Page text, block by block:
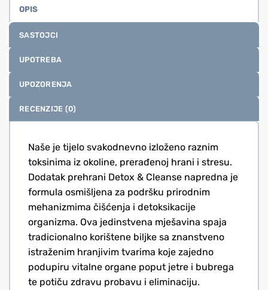
OPIS
SASTOJCI
UPOTREBA
UPOZORENJA
RECENZIJE (0)
Naše je tijelo svakodnevno izloženo raznim
toksinima iz okoline, prerađenoj hrani i stresu.
Dodatak prehrani Detox & Cleanse napredna je
formula osmišljena za podršku prirodnim
mehanizmima čišćenja i detoksikacije
organizma. Ova jedinstvena mješavina spaja
tradicionalno korištene biljke sa znanstveno
istraženim hranjivim tvarima koje zajedno
podupiru vitalne organe poput jetre i bubrega
te potiču zdravu probavu i eliminaciju.